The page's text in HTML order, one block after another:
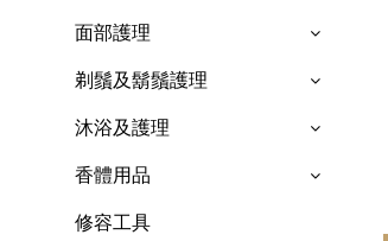
面部護理
剃鬚及鬍鬚護理
沐浴及護理
香體用品
修容工具